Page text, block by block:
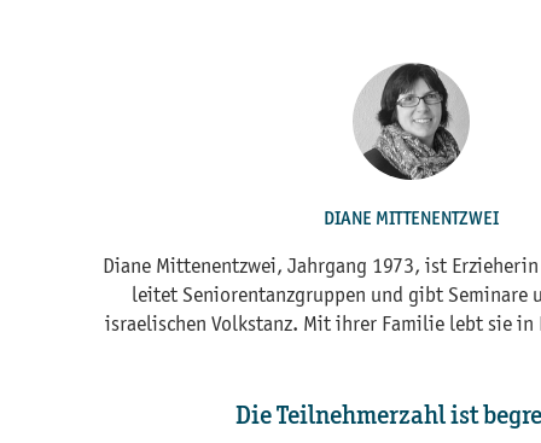
DIANE MITTENENTZWEI
Diane Mittenentzwei, Jahrgang 1973, ist
leitet Seniorentanzgruppen und gibt Seminare
israelischen Volkstanz. Mit ihrer Familie lebt sie in
Die Teilnehmerzahl ist